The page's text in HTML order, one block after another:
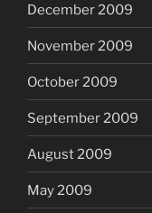
December 2009
November 2009
October 2009
September 2009
August 2009
May 2009